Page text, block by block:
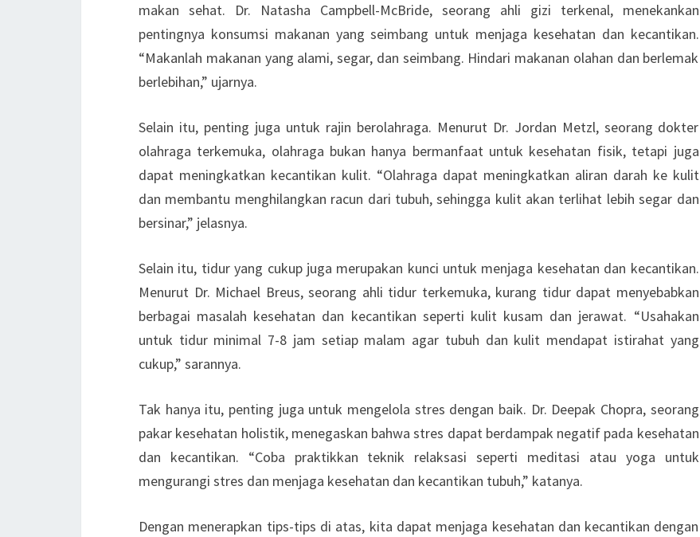
makan sehat. Dr. Natasha Campbell-McBride, seorang ahli gizi terkenal, menekankan
pentingnya konsumsi makanan yang seimbang untuk menjaga kesehatan dan kecantikan.
“Makanlah makanan yang alami, segar, dan seimbang. Hindari makanan olahan dan berlemak
berlebihan,” ujarnya.
Selain itu, penting juga untuk rajin berolahraga. Menurut Dr. Jordan Metzl, seorang dokter
olahraga terkemuka, olahraga bukan hanya bermanfaat untuk kesehatan fisik, tetapi juga
dapat meningkatkan kecantikan kulit. “Olahraga dapat meningkatkan aliran darah ke kulit
dan membantu menghilangkan racun dari tubuh, sehingga kulit akan terlihat lebih segar dan
bersinar,” jelasnya.
Selain itu, tidur yang cukup juga merupakan kunci untuk menjaga kesehatan dan kecantikan.
Menurut Dr. Michael Breus, seorang ahli tidur terkemuka, kurang tidur dapat menyebabkan
berbagai masalah kesehatan dan kecantikan seperti kulit kusam dan jerawat. “Usahakan
untuk tidur minimal 7-8 jam setiap malam agar tubuh dan kulit mendapat istirahat yang
cukup,” sarannya.
Tak hanya itu, penting juga untuk mengelola stres dengan baik. Dr. Deepak Chopra, seorang
pakar kesehatan holistik, menegaskan bahwa stres dapat berdampak negatif pada kesehatan
dan kecantikan. “Coba praktikkan teknik relaksasi seperti meditasi atau yoga untuk
mengurangi stres dan menjaga kesehatan dan kecantikan tubuh,” katanya.
Dengan menerapkan tips-tips di atas, kita dapat menjaga kesehatan dan kecantikan dengan